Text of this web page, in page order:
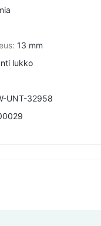
: 13 mm
lukko
UNT-32958